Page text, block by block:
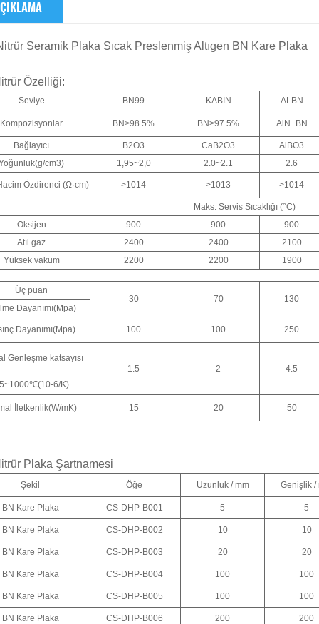
Seramik Plaka Sıcak Preslenmiş Altıgen BN Kare Plaka
Özelliği:
Seviye BN99 KABİN ALBN
Kompozisyonlar BN>98.5% BN>97.5% AlN+BN
Bağlayıcı B2O3 CaB2O3
AlBO3
cm3)
1,95~2,0 2.0~2.1 2.6
Özdirenci (Ω·cm) >1014 >1013 >1014
Maks. Servis Sıcaklığı (°C)
Oksijen
900 900
900
Atıl gaz
2400 2400
2100
Yüksek vakum
2200 2200 1900
Üç puan
30
70
130
Dayanımı(Mpa)
Dayanımı(Mpa) 100 100 250
Genleşme katsayısı
1.5
2
4.5
6/K)
İletkenlik(W/mK) 15 20 50
Plaka Şartnamesi
Şekil Öğe Uzunluk / mm Genişlik /
BN Kare Plaka CS-DHP-B001 5 5
BN Kare Plaka CS-DHP-B002 10 10
BN Kare Plaka CS-DHP-B003 20 20
BN Kare Plaka CS-DHP-B004 100 100
BN Kare Plaka CS-DHP-B005 100 100
BN Kare Plaka CS-DHP-B006 200 200